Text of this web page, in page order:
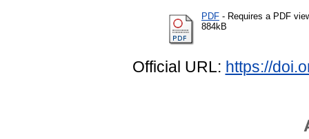
PDF - Requires a PDF
884kB
Official URL: https://